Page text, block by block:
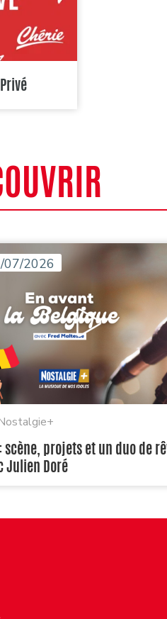
07/2026
scène, projets et un duo de
Julien Doré